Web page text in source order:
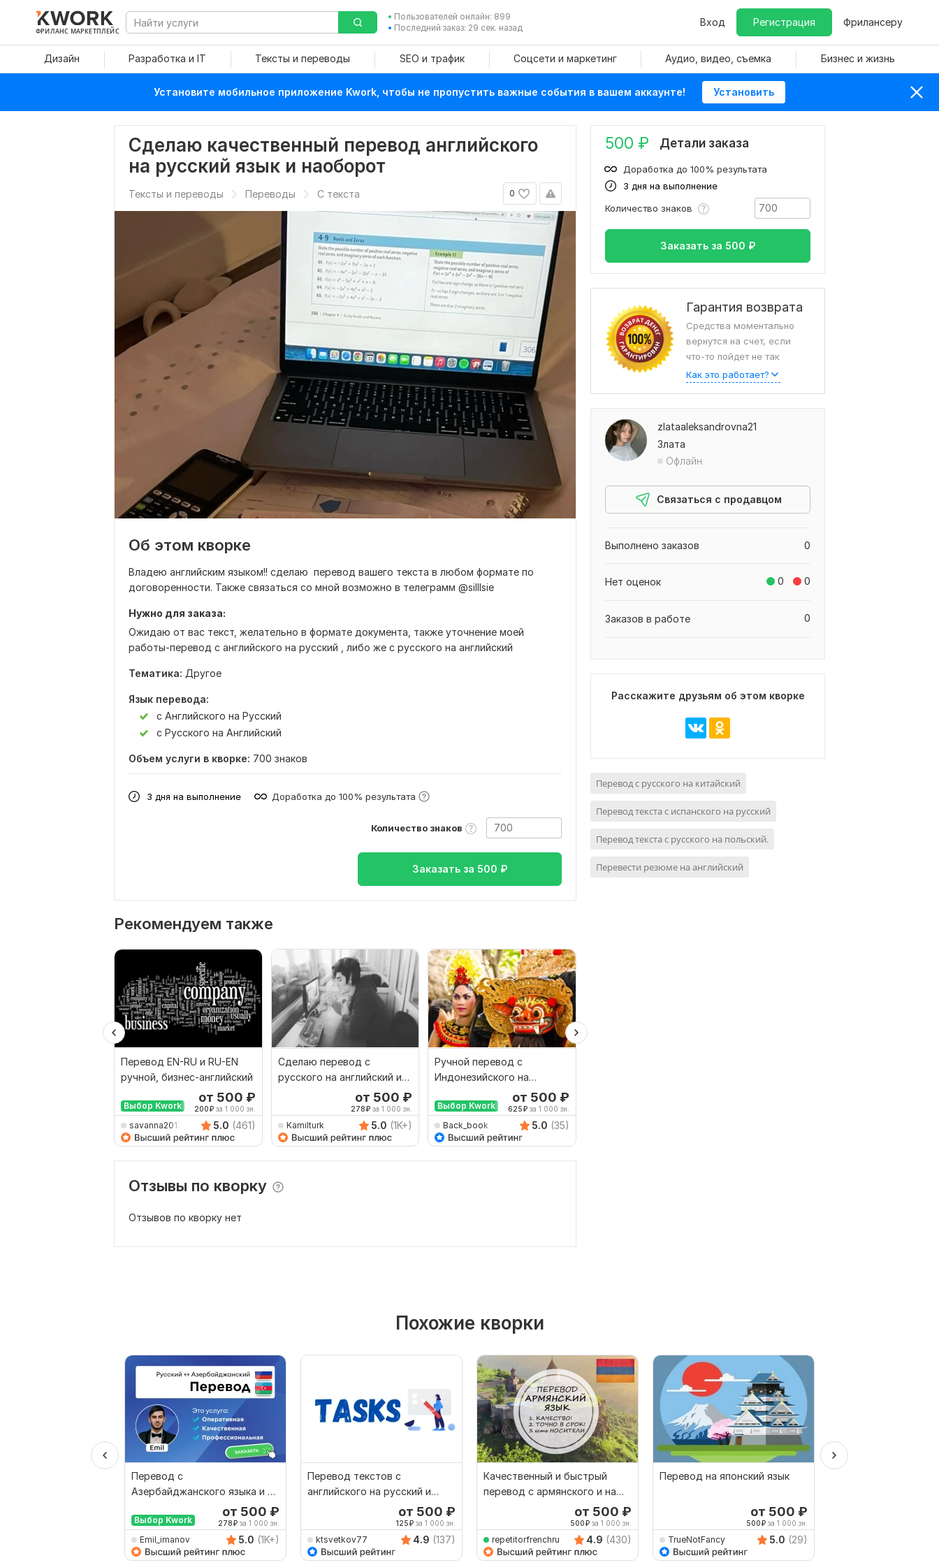
ФРИЛАНС МАРКЕТПЛЕЙС
Пользователей онлайн: 899
Последний заказ: 29 сек. назад
Вход Регистрация Фрилансеру
Дизайн Разработка и IT Тексты и переводы SEO и трафик Соцсети и маркетинг Аудио, видео, съемка Бизнес и жизнь
Установите мобильное приложение Kwork, чтобы не пропустить важные события в вашем аккаунте! Установить
Сделаю качественный перевод английского
на русский язык и наоборот
0
Тексты и переводы Переводы С текста
Об этом кворке
Владею английским языком!! сделаю перевод вашего текста в любом формате по
договоренности. Также связаться со мной возможно в телеграмм @silllsie
Нужно для заказа:
Ожидаю от вас текст, желательно в формате документа, также уточнение моей
работы-перевод с английского на русский , либо же с русского на английский
Тематика: Другое
Язык перевода:
с Английского на Русский
с Русского на Английский
Объем услуги в кворке: 700 знаков
3 дня на выполнение Доработка до 100% результата
Количество знаков
Заказать за 500 ₽
Рекомендуем также
Перевод EN-RU и RU-EN
ручной, бизнес-английский
Выбор Kwork
от 500 ₽
200₽за 1 000 зн.
savanna2013 5.0 (461)
Сделаю перевод с
русского на английский и
от 500 ₽
278₽ за 1 000 зн.
Kamilturk 5.0 (1K+)
Ручной перевод с
Индонезийского на
Русский и наоборот
Выбор Kwork
от 500 ₽
625₽за 1 000 зн.
Back_book 5.0 (35)
Отзывы по кворку
Отзывов по кворку нет
500 ₽ Детали заказа
3 дня на выполнение
Доработка до 100% результата
Количество знаков
Заказать за 500 ₽
Гарантия возврата
Средства моментально
вернутся на счет, если
что-то пойдет не так
Как это работает?
zlataaleksandrovna21
Злата
Офлайн
Связаться с продавцом
0
Выполнено заказов
0 0
Нет оценок
0
Заказов в работе
Расскажите друзьям об этом кворке
Перевод с русского на китайский
Перевод текста с испанского на русский
Перевод текста с русского на польский.
Перевести резюме на английский
Похожие кворки
Перевод с
Азербайджанского языка и на
Азербайджанский язык от
носителя
Выбор Kwork
от 500 ₽
278₽ за 1 000 зн.
Emil_imanov 5.0 (1K+)
Перевод текстов с
английского на русский и
от 500 ₽
125₽ за 1 000 зн.
ktsvetkov77 4.9 (137)
Качественный и быстрый
перевод с армянского и на
от 500 ₽
500₽ за 1 000 зн.
repetitorfrenchru 4.9 (430)
Перевод на японский язык
от 500 ₽
500₽ за 1 000 зн.
TrueNotFancy 5.0 (29)